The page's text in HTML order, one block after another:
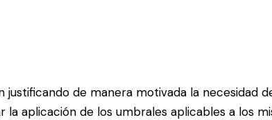
de manera motivada la necesidad
aplicación de los umbrales aplicables a los